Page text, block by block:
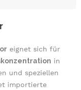
eignet sich für
in
und speziellen
importierte